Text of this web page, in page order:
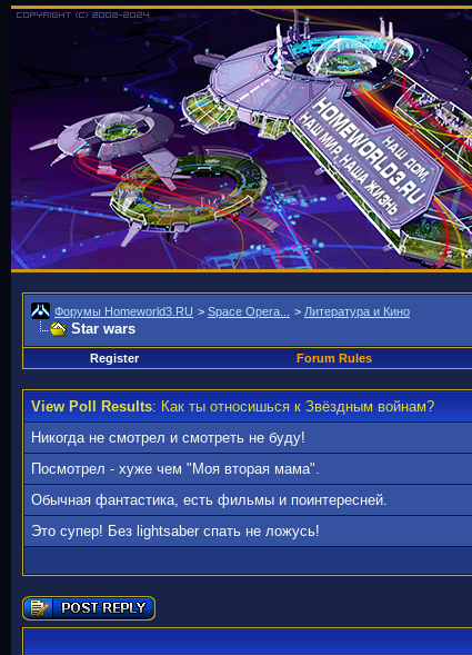
Форумы Homeworld3.RU > Space Opera... > Литература и Кино
Star wars
Register
Forum Rules
View Poll Results: Как ты относишься к Звёздным войнам?
Никогда не смотрел и смотреть не буду!
Посмотрел - хуже чем "Моя вторая мама".
Обычная фантастика, есть фильмы и поинтересней.
Это супер! Без lightsaber спать не ложусь!